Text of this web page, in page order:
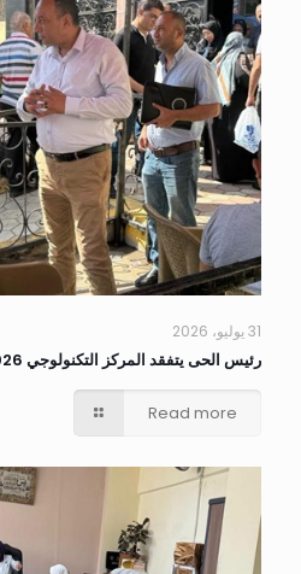
31 يوليو، 2026
رئيس الحى يتفقد المركز التكنولوجي 31/7/2026
Read more